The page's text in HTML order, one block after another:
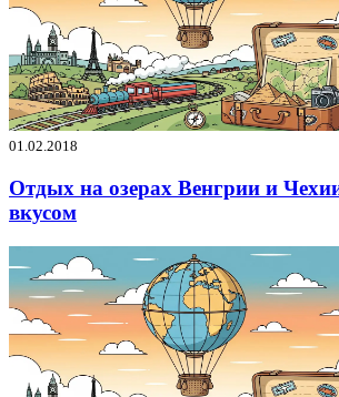
01.02.2018
Отдых на озерах Венгрии и
вкусом